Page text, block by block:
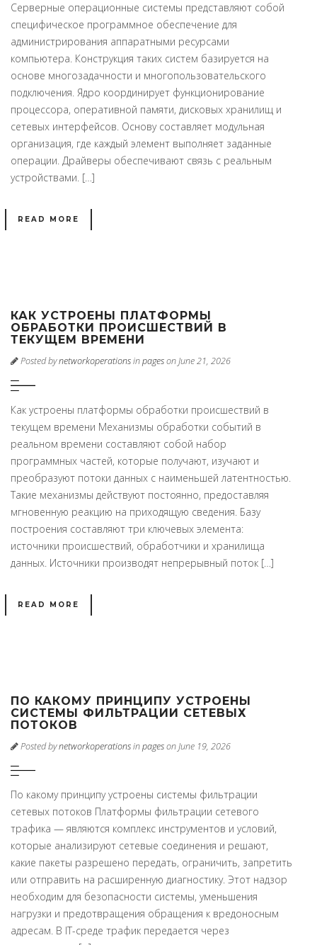
Серверные операционные системы представляют собой
специфическое программное обеспечение для
администрирования аппаратными ресурсами
компьютера. Конструкция таких систем базируется на
основе многозадачности и многопользовательского
подключения. Ядро координирует функционирование
процессора, оперативной памяти, дисковых хранилищ и
сетевых интерфейсов. Основу составляет модульная
организация, где каждый элемент выполняет заданные
операции. Драйверы обеспечивают связь с реальным
устройствами. […]
READ MORE
КАК УСТРОЕНЫ ПЛАТФОРМЫ
ОБРАБОТКИ ПРОИСШЕСТВИЙ В
ТЕКУЩЕМ ВРЕМЕНИ
Posted bynetworkoperationsinpageson June 21, 2026
Как устроены платформы обработки происшествий в
текущем времени Механизмы обработки событий в
реальном времени составляют собой набор
программных частей, которые получают, изучают и
преобразуют потоки данных с наименьшей латентностью.
Такие механизмы действуют постоянно, предоставляя
мгновенную реакцию на приходящую сведения. Базу
построения составляют три ключевых элемента:
источники происшествий, обработчики и хранилища
данных. Источники производят непрерывный поток […]
READ MORE
ПО КАКОМУ ПРИНЦИПУ УСТРОЕНЫ
СИСТЕМЫ ФИЛЬТРАЦИИ СЕТЕВЫХ
ПОТОКОВ
Posted bynetworkoperationsinpageson June 19, 2026
По какому принципу устроены системы фильтрации
сетевых потоков Платформы фильтрации сетевого
трафика — являются комплекс инструментов и условий,
которые анализируют сетевые соединения и решают,
какие пакеты разрешено передать, ограничить, запретить
или отправить на расширенную диагностику. Этот надзор
необходим для безопасности системы, уменьшения
нагрузки и предотвращения обращения к вредоносным
адресам. В IT-среде трафик передается через